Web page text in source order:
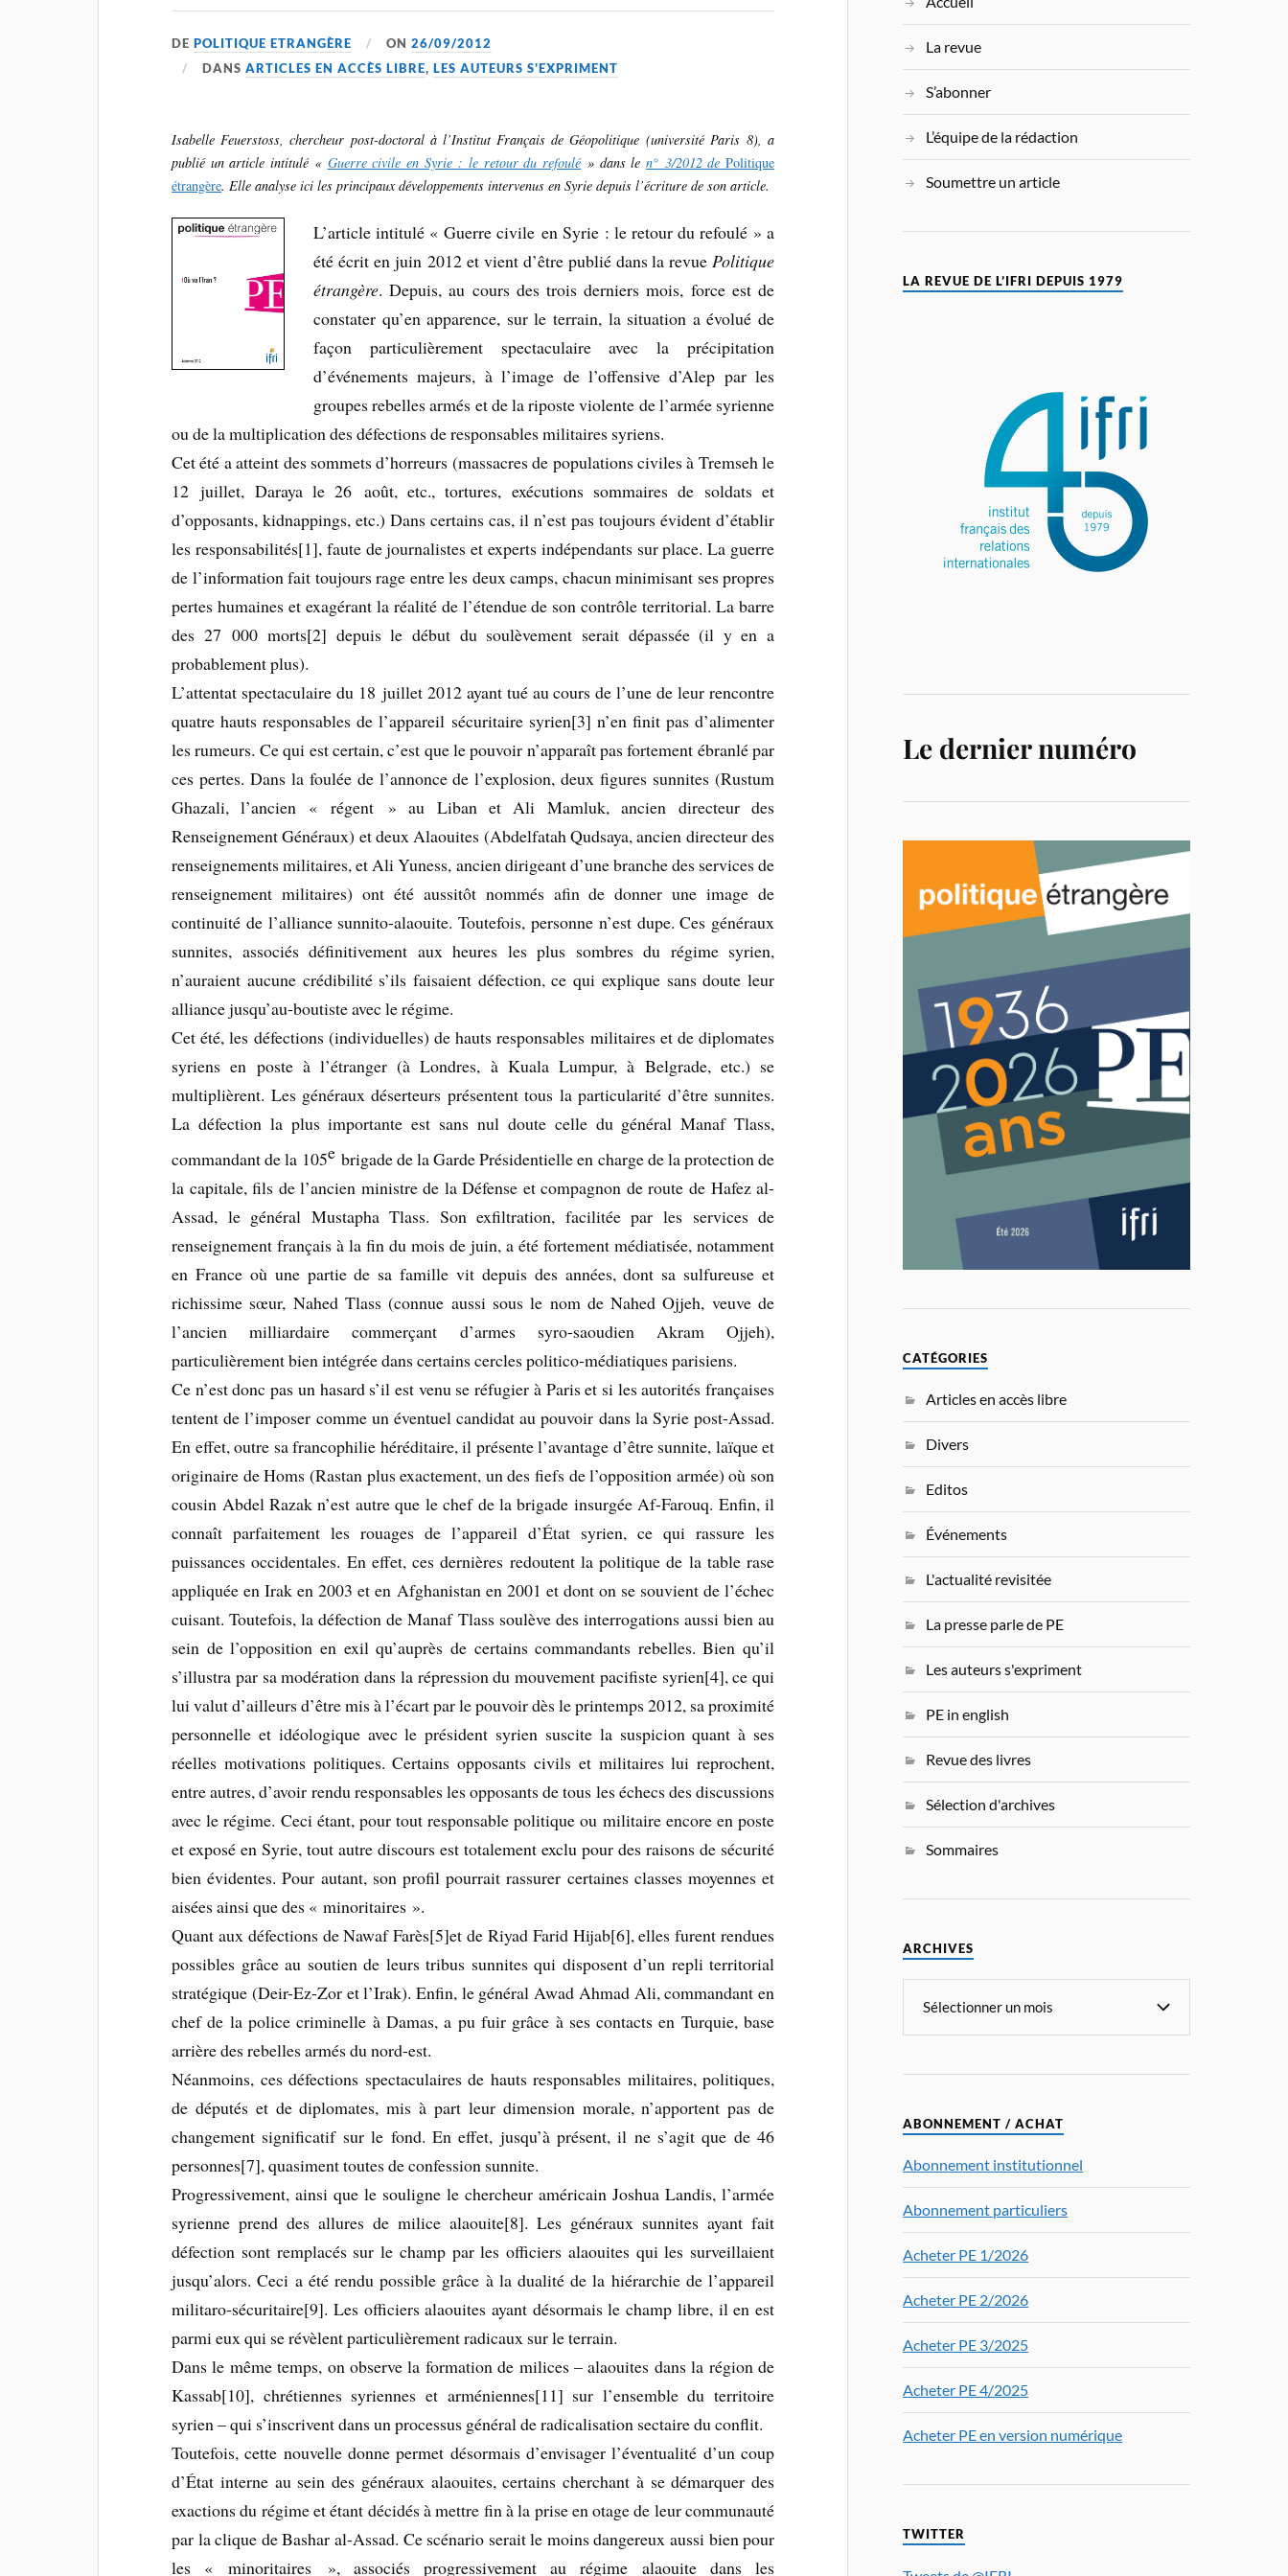
DEPOLITIQUE ETRANGÈRE ON26/09/2012
DANSARTICLES EN ACCÈS LIBRE,LES AUTEURS S'EXPRIMENT
Isabelle Feuerstoss, chercheur post-doctoral à l’Institut Français de Géopolitique (université Paris 8), a
publié un article intitulé « Guerre civile en Syrie : le retour du refoulé » dans le n° 3/2012 dePolitique
étrangère. Elle analyse ici les principaux développements intervenus en Syrie depuis l’écriture de son article.
L’article intitulé « Guerre civile en Syrie : le retour du refoulé » a
été écrit en juin 2012 et vient d’être publié dans la revuePolitique
étrangère. Depuis, au cours des trois derniers mois, force est de
constater qu’en apparence, sur le terrain, la situation a évolué de
façon particulièrement spectaculaire avec la précipitation
d’événements majeurs, à l’image de l’offensive d’Alep par les
groupes rebelles armés et de la riposte violente de l’armée syrienne
ou de la multiplication des défections de responsables militaires syriens.
Cet été a atteint des sommets d’horreurs (massacres de populations civiles à Tremseh le
12 juillet, Daraya le 26 août, etc., tortures, exécutions sommaires de soldats et
d’opposants, kidnappings, etc.) Dans certains cas, il n’est pas toujours évident d’établir
les responsabilités[1], faute de journalistes et experts indépendants sur place. La guerre
de l’information fait toujours rage entre les deux camps, chacun minimisant ses propres
pertes humaines et exagérant la réalité de l’étendue de son contrôle territorial. La barre
des 27 000 morts[2] depuis le début du soulèvement serait dépassée (il y en a
probablement plus).
L’attentat spectaculaire du 18 juillet 2012 ayant tué au cours de l’une de leur rencontre
quatre hauts responsables de l’appareil sécuritaire syrien[3] n’en finit pas d’alimenter
les rumeurs. Ce qui est certain, c’est que le pouvoir n’apparaît pas fortement ébranlé par
ces pertes. Dans la foulée de l’annonce de l’explosion, deux figures sunnites (Rustum
Ghazali, l’ancien « régent » au Liban et Ali Mamluk, ancien directeur des
Renseignement Généraux) et deux Alaouites (Abdelfatah Qudsaya, ancien directeur des
renseignements militaires, et Ali Yuness, ancien dirigeant d’une branche des services de
renseignement militaires) ont été aussitôt nommés afin de donner une image de
continuité de l’alliance sunnito-alaouite. Toutefois, personne n’est dupe. Ces généraux
sunnites, associés définitivement aux heures les plus sombres du régime syrien,
n’auraient aucune crédibilité s’ils faisaient défection, ce qui explique sans doute leur
alliance jusqu’au-boutiste avec le régime.
Cet été, les défections (individuelles) de hauts responsables militaires et de diplomates
syriens en poste à l’étranger (à Londres, à Kuala Lumpur, à Belgrade, etc.) se
multiplièrent. Les généraux déserteurs présentent tous la particularité d’être sunnites.
La défection la plus importante est sans nul doute celle du général Manaf Tlass,
commandant de la 105ebrigade de la Garde Présidentielle en charge de la protection de
la capitale, fils de l’ancien ministre de la Défense et compagnon de route de Hafez al-
Assad, le général Mustapha Tlass. Son exfiltration, facilitée par les services de
renseignement français à la fin du mois de juin, a été fortement médiatisée, notamment
en France où une partie de sa famille vit depuis des années, dont sa sulfureuse et
richissime sœur, Nahed Tlass (connue aussi sous le nom de Nahed Ojjeh, veuve de
l’ancien milliardaire commerçant d’armes syro-saoudien Akram Ojjeh),
particulièrement bien intégrée dans certains cercles politico-médiatiques parisiens.
Ce n’est donc pas un hasard s’il est venu se réfugier à Paris et si les autorités françaises
tentent de l’imposer comme un éventuel candidat au pouvoir dans la Syrie post-Assad.
En effet, outre sa francophilie héréditaire, il présente l’avantage d’être sunnite, laïque et
originaire de Homs (Rastan plus exactement, un des fiefs de l’opposition armée) où son
cousin Abdel Razak n’est autre que le chef de la brigade insurgée Af-Farouq. Enfin, il
connaît parfaitement les rouages de l’appareil d’État syrien, ce qui rassure les
puissances occidentales. En effet, ces dernières redoutent la politique de la table rase
appliquée en Irak en 2003 et en Afghanistan en 2001 et dont on se souvient de l’échec
cuisant. Toutefois, la défection de Manaf Tlass soulève des interrogations aussi bien au
sein de l’opposition en exil qu’auprès de certains commandants rebelles. Bien qu’il
s’illustra par sa modération dans la répression du mouvement pacifiste syrien[4], ce qui
lui valut d’ailleurs d’être mis à l’écart par le pouvoir dès le printemps 2012, sa proximité
personnelle et idéologique avec le président syrien suscite la suspicion quant à ses
réelles motivations politiques. Certains opposants civils et militaires lui reprochent,
entre autres, d’avoir rendu responsables les opposants de tous les échecs des discussions
avec le régime. Ceci étant, pour tout responsable politique ou militaire encore en poste
et exposé en Syrie, tout autre discours est totalement exclu pour des raisons de sécurité
bien évidentes. Pour autant, son profil pourrait rassurer certaines classes moyennes et
aisées ainsi que des « minoritaires ».
Quant aux défections de Nawaf Farès[5]et de Riyad Farid Hijab[6], elles furent rendues
possibles grâce au soutien de leurs tribus sunnites qui disposent d’un repli territorial
stratégique (Deir-Ez-Zor et l’Irak). Enfin, le général Awad Ahmad Ali, commandant en
chef de la police criminelle à Damas, a pu fuir grâce à ses contacts en Turquie, base
arrière des rebelles armés du nord-est.
Néanmoins, ces défections spectaculaires de hauts responsables militaires, politiques,
de députés et de diplomates, mis à part leur dimension morale, n’apportent pas de
changement significatif sur le fond. En effet, jusqu’à présent, il ne s’agit que de 46
personnes[7], quasiment toutes de confession sunnite.
Progressivement, ainsi que le souligne le chercheur américain Joshua Landis, l’armée
syrienne prend des allures de milice alaouite[8]. Les généraux sunnites ayant fait
défection sont remplacés sur le champ par les officiers alaouites qui les surveillaient
jusqu’alors. Ceci a été rendu possible grâce à la dualité de la hiérarchie de l’appareil
militaro-sécuritaire[9]. Les officiers alaouites ayant désormais le champ libre, il en est
parmi eux qui se révèlent particulièrement radicaux sur le terrain.
Dans le même temps, on observe la formation de milices – alaouites dans la région de
Kassab[10], chrétiennes syriennes et arméniennes[11] sur l’ensemble du territoire
syrien – qui s’inscrivent dans un processus général de radicalisation sectaire du conflit.
Toutefois, cette nouvelle donne permet désormais d’envisager l’éventualité d’un coup
d’État interne au sein des généraux alaouites, certains cherchant à se démarquer des
exactions du régime et étant décidés à mettre fin à la prise en otage de leur communauté
par la clique de Bashar al-Assad. Ce scénario serait le moins dangereux aussi bien pour
les « minoritaires », associés progressivement au régime alaouite dans les
La revue
S’abonner
L’équipe de la rédaction
Soumettre un article
LA REVUE DE L’IFRI DEPUIS 1979
Le dernier numéro
CATÉGORIES
Articles en accès libre
Divers
Editos
Événements
L'actualité revisitée
La presse parle de PE
Les auteurs s'expriment
PE in english
Revue des livres
Sélection d'archives
Sommaires
ARCHIVES
ABONNEMENT / ACHAT
Abonnement institutionnel
Abonnement particuliers
Acheter PE 1/2026
Acheter PE 2/2026
Acheter PE 3/2025
Acheter PE 4/2025
Acheter PE en version numérique
TWITTER